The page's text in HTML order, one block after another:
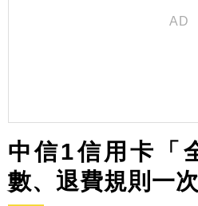
中信1信用卡「
數、退費規則一